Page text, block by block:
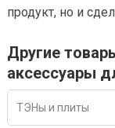
продукт, но и
Другие
аксессуары
ТЭНы и плиты